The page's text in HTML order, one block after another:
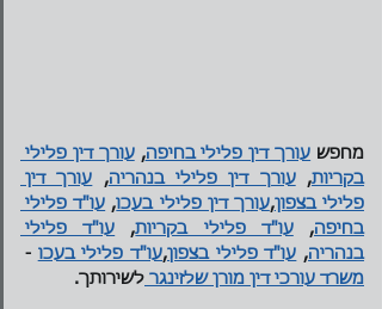
מחפש עורך דין פלילי בחיפה,
בקריות, עורך דין פלילי בנהריה,
פלילי בצפון,עורך דין פלילי בעכו,
בחיפה, עו"ד פלילי בקריות,
בנהריה, עו"ד פלילי בצפון,עו"ד פלילי בעכו -
משרד עורכי דין מורן שלזינגר לשירותך.